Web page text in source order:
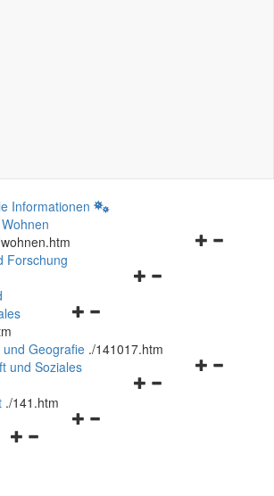
Informationen
Navigationsmenü
Forschung
Navigationsmenü
und
schließen
Geografie ./141017.htm
Navigationsmenü
und Soziales
Navigationsmenü
./141.htm
Navigationsmenü